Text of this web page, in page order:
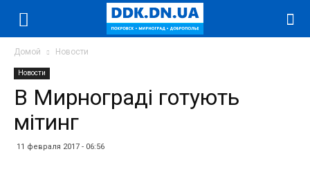
Домой Новости
Новости
В Мирнограді готують
мітинг
11 февраля 2017 - 06:56